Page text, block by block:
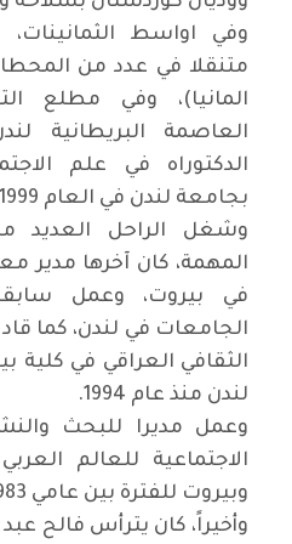
وفي اواسط الثمانينات،
متنقلا في عدد من
المانيا)، وفي مطلع
العاصمة البريطانية
الدكتوراه في علم
بجامعة لندن في العام 1999.
وشغل الراحل العديد من
المهمة، كان آخرها مدير
في بيروت، وعمل
الجامعات في لندن، كما
الثقافي العراقي في كلية
لندن منذ عام 1994.
وعمل مديرا للبحث
الاجتماعية للعالم
وبيروت للفترة بين عامي 1983-1990.
وأخيراً، كان يترأس فالح